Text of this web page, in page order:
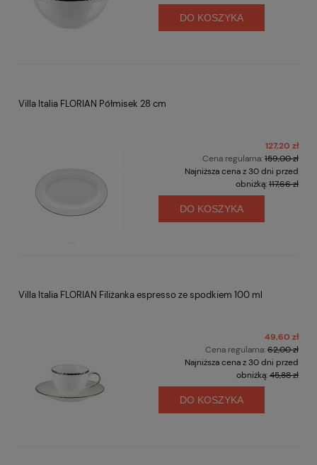
DO KOSZYKA
Villa Italia FLORIAN Półmisek 28 cm
127,20 zł
Cena regularna:159,00 zł
Najniższa cena z 30 dni przed
obniżką:117,66 zł
DO KOSZYKA
Villa Italia FLORIAN Filiżanka espresso ze spodkiem 100 ml
49,60 zł
Cena regularna:62,00 zł
Najniższa cena z 30 dni przed
obniżką:45,88 zł
DO KOSZYKA